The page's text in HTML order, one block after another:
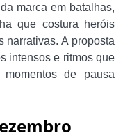
marca em batalhas,
que costura heróis
narrativas. A proposta
intensos e ritmos que
de pausa